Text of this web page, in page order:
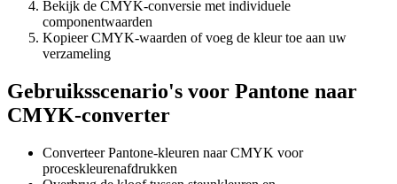
Bekijk de CMYK-conversie met individuele
componentwaarden
Kopieer CMYK-waarden of voeg de kleur toe aan uw
verzameling
Gebruiksscenario's voor Pantone naar
CMYK-converter
Converteer Pantone-kleuren naar CMYK voor
proceskleurenafdrukken